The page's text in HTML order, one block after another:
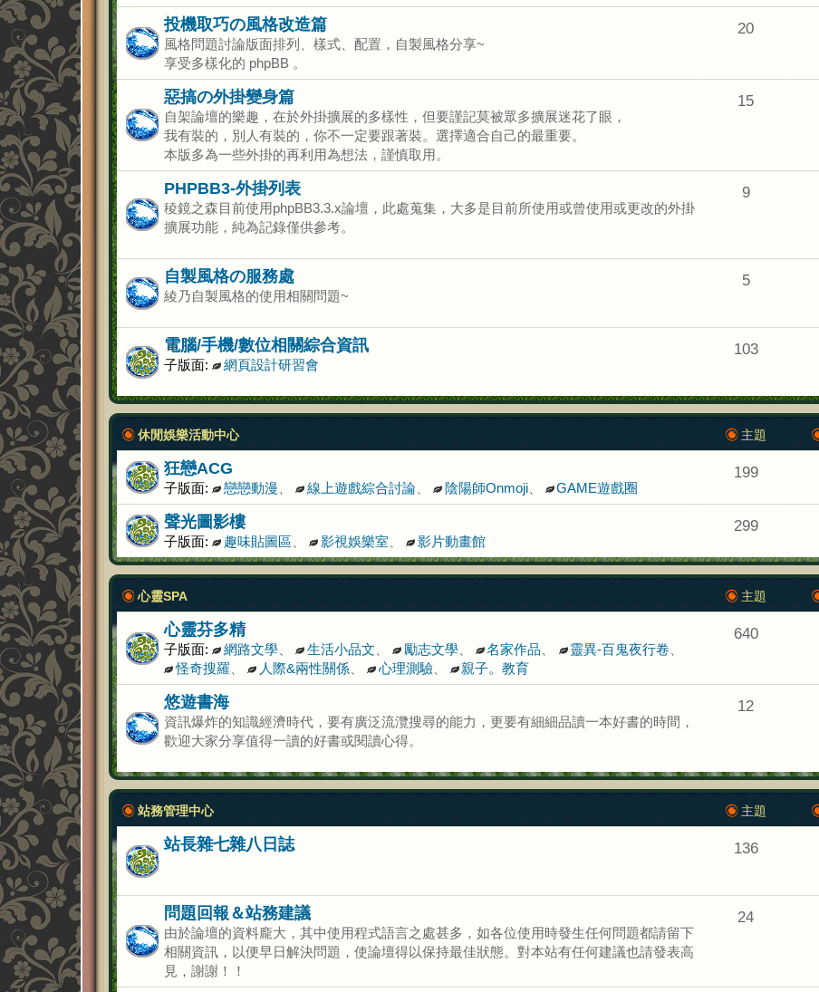
投機取巧の風格改造篇
風格問題討論版面排列、樣式、配置，自製風格分享~
享受多樣化的 phpBB 。
20
惡搞の外掛變身篇
自架論壇的樂趣，在於外掛擴展的多樣性，但要謹記莫被眾多擴展迷花了眼，
我有裝的，別人有裝的，你不一定要跟著裝。選擇適合自己的最重要。
本版多為一些外掛的再利用為想法，謹慎取用。
15
PHPBB3-外掛列表
稜鏡之森目前使用phpBB3.3.x論壇，此處蒐集，大多是目前所使用或曾使用或更改的外掛
擴展功能，純為記錄僅供參考。
9
自製風格の服務處
綾乃自製風格的使用相關問題~
5
電腦/手機/數位相關綜合資訊
子版面: 網頁設計研習會
103
休閒娛樂活動中心 主題
狂戀ACG
子版面: 戀戀動漫 線上遊戲綜合討論、 陰陽師Onmoji、 GAME遊戲圈
199
聲光圖影樓
子版面: 趣味貼圖區 影視娛樂室 影片動畫館
299
心靈SPA 主題
心靈芬多精
子版面: 網路文學、 生活小品文 勵志文學、 名家作品 靈異-百鬼夜行卷
怪奇搜羅
人際&兩性關係、 心理測驗、 親子。教育
640
悠遊書海
資訊爆炸的知識經濟時代，要有廣泛流灠搜尋的能力，更要有細細品讀一本好書的時間，
歡迎大家分享值得一讀的好書或閱讀心得。
12
站務管理中心 主題
站長雜七雜八日誌 136
問題回報＆站務建議
由於論壇的資料龐大，其中使用程式語言之處甚多，如各位使用時發生任何問題都請留下
相關資訊，以便早日解決問題，使論壇得以保持最佳狀態。對本站有任何建議也請發表高
見，謝謝！！
24